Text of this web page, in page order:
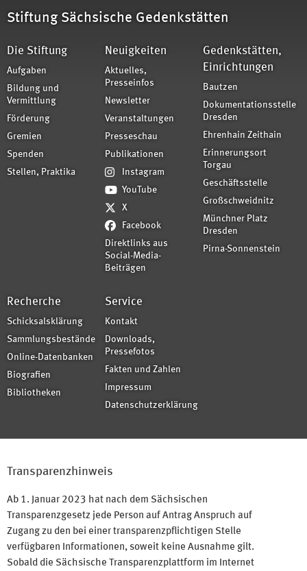
Stiftung Sächsische Gedenkstätten
Die Stiftung
Aufgaben
Bildung und
Vermittlung
Förderung
Gremien
Spenden
Stellen, Praktika
Neuigkeiten
Aktuelles,
Presseinfos
Newsletter
Veranstaltungen
Presseschau
Publikationen
Instagram
YouTube
X
Facebook
Direktlinks aus
Social-Media-
Beiträgen
Gedenkstätten,
Einrichtungen
Bautzen
Dokumentationsstelle
Dresden
Ehrenhain Zeithain
Erinnerungsort
Torgau
Geschäftsstelle
Großschweidnitz
Münchner Platz
Dresden
Pirna-Sonnenstein
Recherche
Schicksalsklärung
Sammlungsbestände
Online-Datenbanken
Biografien
Bibliotheken
Service
Kontakt
Downloads,
Pressefotos
Fakten und Zahlen
Impressum
Datenschutzerklärung
Transparenzhinweis
Ab 1. Januar 2023 hat nach dem Sächsischen
Transparenzgesetz jede Person auf Antrag Anspruch auf
Zugang zu den bei einer transparenzpflichtigen Stelle
verfügbaren Informationen, soweit keine Ausnahme gilt.
Sobald die Sächsische Transparenzplattform im Internet